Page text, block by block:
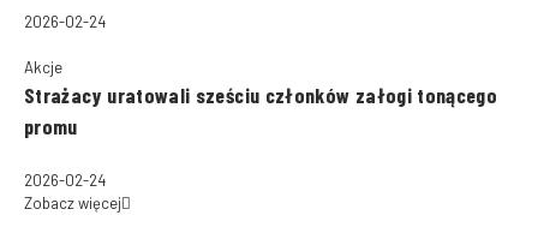
2026-02-24
Akcje
Strażacy uratowali sześciu członków załogi tonącego
promu
2026-02-24
Zobacz więcej